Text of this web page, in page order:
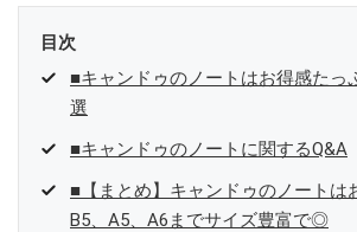
目次
■キャンドゥのノートはお得感たっ
選
■キャンドゥのノートに関するQ&A
■【まとめ】キャンドゥのノートは
B5、A5、A6までサイズ豊富で◎